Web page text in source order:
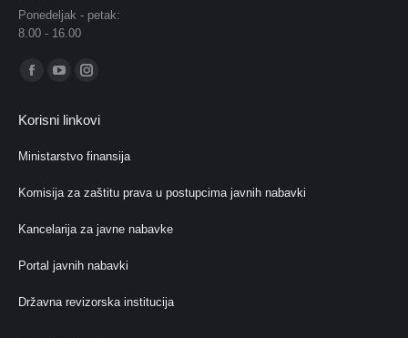
Ponedeljak - petak:
8.00 - 16.00
Find us on:
Facebook
opens
in
window
YouTube
opens
in
window
Instagram
opens
in
window
Korisni linkovi
Ministarstvo finansija
Komisija za zaštitu prava u postupcima javnih nabavki
Kancelarija za javne nabavke
Portal javnih nabavki
Državna revizorska institucija